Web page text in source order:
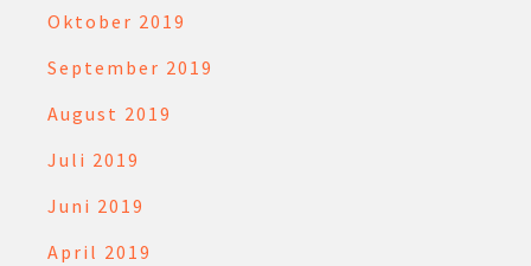
Oktober 2019
September 2019
August 2019
Juli 2019
Juni 2019
April 2019